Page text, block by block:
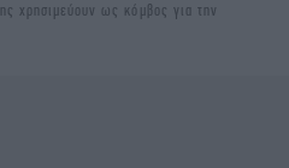
χρησιμεύουν ως κόμβος για την